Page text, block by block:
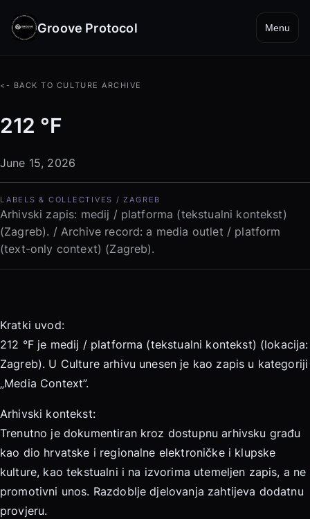
Groove Protocol Menu
<- BACK TO CULTURE ARCHIVE
212 °F
June 15, 2026
LABELS & COLLECTIVES / ZAGREB
Arhivski zapis: medij / platforma (tekstualni kontekst)
(Zagreb). / Archive record: a media outlet / platform
(text-only context) (Zagreb).
Kratki uvod:
212 °F je medij / platforma (tekstualni kontekst) (lokacija:
Zagreb). U Culture arhivu unesen je kao zapis u kategoriji
„Media Context”.
Arhivski kontekst:
Trenutno je dokumentiran kroz dostupnu arhivsku građu
kao dio hrvatske i regionalne elektroničke i klupske
kulture, kao tekstualni i na izvorima utemeljen zapis, a ne
promotivni unos. Razdoblje djelovanja zahtijeva dodatnu
provjeru.